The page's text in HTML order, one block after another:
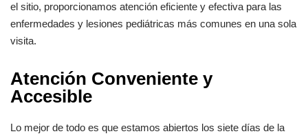
el sitio, proporcionamos atención eficiente y efectiva para las
enfermedades y lesiones pediátricas más comunes en una sola
visita.
Atención Conveniente y
Accesible
Lo mejor de todo es que estamos abiertos los siete días de la